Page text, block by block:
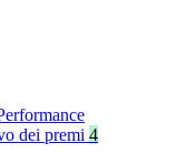
dei premi 4